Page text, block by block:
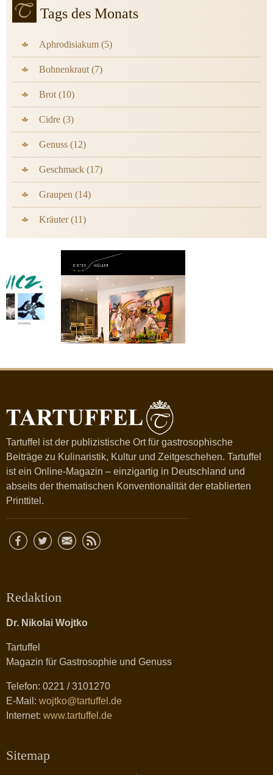
Tags des Monats
Aphrodisiakum (5)
Bohnenkraut (7)
Brot (10)
Cidre (3)
Genuss (12)
Geschmack (17)
Graupen (14)
Kräuter (11)
Tartuffel ist der publizistische Ort für gastrosophische
Beiträge zu Kulinaristik, Kultur und Zeitgeschehen. Tartuffel
ist ein Online-Magazin – einzigartig in Deutschland und
abseits der thematischen Konventionalität der etablierten
Printtitel.
Redaktion
Dr. Nikolai Wojtko
Tartuffel
Magazin für Gastrosophie und Genuss
Telefon: 0221 / 3101270
E-Mail: wojtko@tartuffel.de
Internet: www.tartuffel.de
Sitemap